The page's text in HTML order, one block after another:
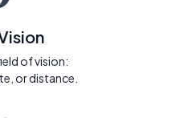
of vision:
or distance.